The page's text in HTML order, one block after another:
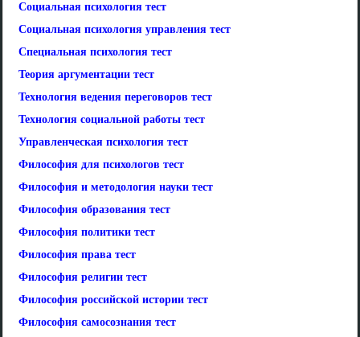
Социальная психология тест
Социальная психология управления тест
Специальная психология тест
Теория аргументации тест
Технология ведения переговоров тест
Технология социальной работы тест
Управленческая психология тест
Философия для психологов тест
Философия и методология науки тест
Философия образования тест
Философия политики тест
Философия права тест
Философия религии тест
Философия российской истории тест
Философия самосознания тест